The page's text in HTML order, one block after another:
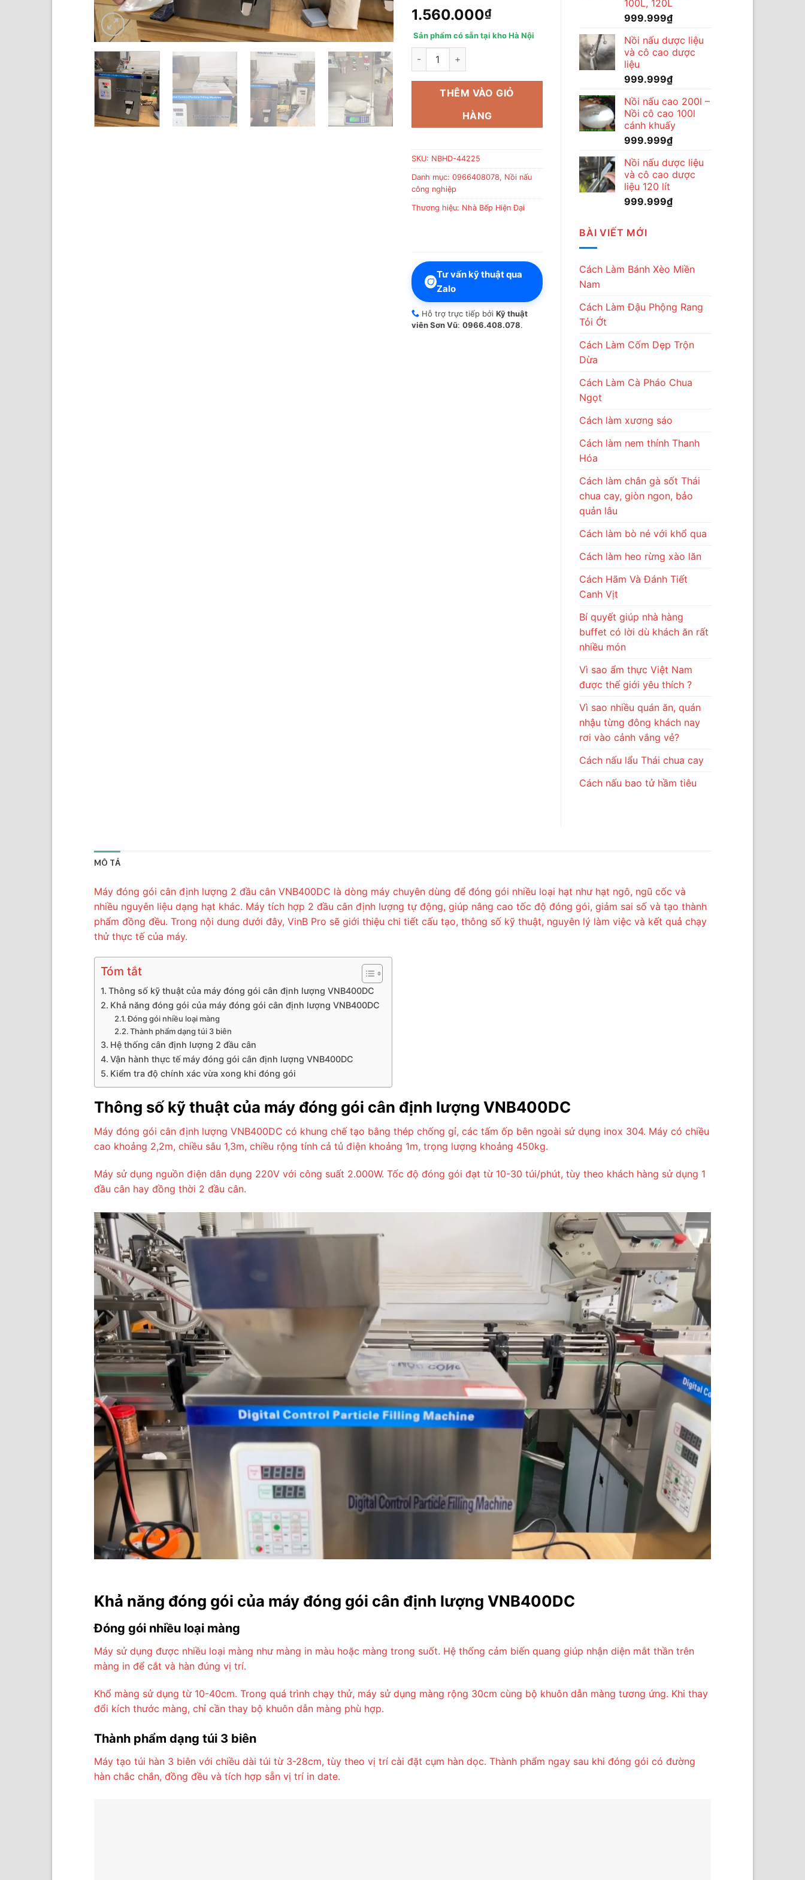
1.560.000₫
Sản phẩm có sẵn tại kho Hà Nội
Máy đóng gói cân định lượng 2 đầu cân VNB400DC số lượng
THÊM VÀO GIỎ
HÀNG
SKU: NBHD-44225
Danh mục: 0966408078, Nồi nấu
công nghiệp
Thương hiệu: Nhà Bếp Hiện Đại
Tư vấn kỹ thuật qua
Zalo
Hỗ trợ trực tiếp bởi Kỹ thuật
viên Sơn Vũ: 0966.408.078.
100L, 120L
999.999₫
Nồi nấu dược liệu
và cô cao dược
liệu
999.999₫
Nồi nấu cao 200l –
Nồi cô cao 100l
cánh khuấy
999.999₫
Nồi nấu dược liệu
và cô cao dược
liệu 120 lít
999.999₫
BÀI VIẾT MỚI
Cách Làm Bánh Xèo Miền
Nam
Cách Làm Đậu Phộng Rang
Tỏi Ớt
Cách Làm Cốm Dẹp Trộn
Dừa
Cách Làm Cà Pháo Chua
Ngọt
Cách làm xương sáo
Cách làm nem thính Thanh
Hóa
Cách làm chân gà sốt Thái
chua cay, giòn ngon, bảo
quản lâu
Cách làm bò né với khổ qua
Cách làm heo rừng xào lăn
Cách Hãm Và Đánh Tiết
Canh Vịt
Bí quyết giúp nhà hàng
buffet có lời dù khách ăn rất
nhiều món
Vì sao ẩm thực Việt Nam
được thế giới yêu thích ?
Vì sao nhiều quán ăn, quán
nhậu từng đông khách nay
rơi vào cảnh vắng vẻ?
Cách nấu lẩu Thái chua cay
Cách nấu bao tử hầm tiêu
MÔ TẢ
Máy đóng gói cân định lượng 2 đầu cân VNB400DC là dòng máy chuyên dùng để đóng gói nhiều loại hạt như hạt ngô, ngũ cốc và
nhiều nguyên liệu dạng hạt khác. Máy tích hợp 2 đầu cân định lượng tự động, giúp nâng cao tốc độ đóng gói, giảm sai số và tạo thành
phẩm đồng đều. Trong nội dung dưới đây, VinB Pro sẽ giới thiệu chi tiết cấu tạo, thông số kỹ thuật, nguyên lý làm việc và kết quả chạy
thử thực tế của máy.
Tóm tắt
Thông số kỹ thuật của máy đóng gói cân định lượng VNB400DC
Khả năng đóng gói của máy đóng gói cân định lượng VNB400DC
Đóng gói nhiều loại màng
Thành phẩm dạng túi 3 biên
Hệ thống cân định lượng 2 đầu cân
Vận hành thực tế máy đóng gói cân định lượng VNB400DC
Kiểm tra độ chính xác vừa xong khi đóng gói
Thông số kỹ thuật của máy đóng gói cân định lượng VNB400DC
Máy đóng gói cân định lượng VNB400DC có khung chế tạo bằng thép chống gỉ, các tấm ốp bên ngoài sử dụng inox 304. Máy có chiều
cao khoảng 2,2m, chiều sâu 1,3m, chiều rộng tính cả tủ điện khoảng 1m, trọng lượng khoảng 450kg.
Máy sử dụng nguồn điện dân dụng 220V với công suất 2.000W. Tốc độ đóng gói đạt từ 10-30 túi/phút, tùy theo khách hàng sử dụng 1
đầu cân hay đồng thời 2 đầu cân.
Khả năng đóng gói của máy đóng gói cân định lượng VNB400DC
Đóng gói nhiều loại màng
Máy sử dụng được nhiều loại màng như màng in màu hoặc màng trong suốt. Hệ thống cảm biến quang giúp nhận diện mắt thần trên
màng in để cắt và hàn đúng vị trí.
Khổ màng sử dụng từ 10-40cm. Trong quá trình chạy thử, máy sử dụng màng rộng 30cm cùng bộ khuôn dẫn màng tương ứng. Khi thay
đổi kích thước màng, chỉ cần thay bộ khuôn dẫn màng phù hợp.
Thành phẩm dạng túi 3 biên
Máy tạo túi hàn 3 biên với chiều dài túi từ 3-28cm, tùy theo vị trí cài đặt cụm hàn dọc. Thành phẩm ngay sau khi đóng gói có đường
hàn chắc chắn, đồng đều và tích hợp sẵn vị trí in date.